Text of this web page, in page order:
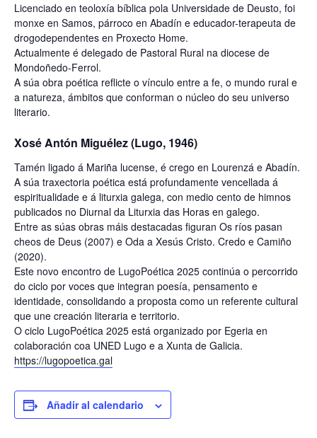
Licenciado en teoloxía bíblica pola Universidade de Deusto, foi
monxe en Samos, párroco en Abadín e educador-terapeuta de
drogodependentes en Proxecto Home.
Actualmente é delegado de Pastoral Rural na diocese de
Mondoñedo-Ferrol.
A súa obra poética reflicte o vínculo entre a fe, o mundo rural e
a natureza, ámbitos que conforman o núcleo do seu universo
literario.
Xosé Antón Miguélez (Lugo, 1946)
Tamén ligado á Mariña lucense, é crego en Lourenzá e Abadín.
A súa traxectoria poética está profundamente vencellada á
espiritualidade e á liturxia galega, con medio cento de himnos
publicados no Diurnal da Liturxia das Horas en galego.
Entre as súas obras máis destacadas figuran Os ríos pasan
cheos de Deus (2007) e Oda a Xesús Cristo. Credo e Camiño
(2020).
Este novo encontro de LugoPoética 2025 continúa o percorrido
do ciclo por voces que integran poesía, pensamento e
identidade, consolidando a proposta como un referente cultural
que une creación literaria e territorio.
O ciclo LugoPoética 2025 está organizado por Egeria en
colaboración coa UNED Lugo e a Xunta de Galicia.
https://lugopoetica.gal
Añadir al calendario